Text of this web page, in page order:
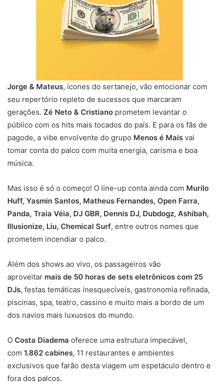
Jorge & Mateus, ícones do sertanejo, vão emocionar com
seu repertório repleto de sucessos que marcaram
gerações. Zé Neto & Cristiano prometem levantar o
público com os hits mais tocados do país. E para os fãs de
pagode, a vibe envolvente do grupo Menos é Mais vai
tomar conta do palco com muita energia, carisma e boa
música.
Mas isso é só o começo! O line-up conta ainda com Murilo
Huff, Yasmin Santos, Matheus Fernandes, Open Farra,
Panda, Traia Véia, DJ GBR, Dennis DJ, Dubdogz, Ashibah,
Illusionize, Liu, Chemical Surf, entre outros nomes que
prometem incendiar o palco.
Além dos shows ao vivo, os passageiros vão
aproveitar mais de 50 horas de sets eletrônicos com 25
DJs, festas temáticas inesquecíveis, gastronomia refinada,
piscinas, spa, teatro, cassino e muito mais a bordo de um
dos navios mais luxuosos do mundo.
O Costa Diadema oferece uma estrutura impecável,
com 1.862 cabines, 11 restaurantes e ambientes
exclusivos que farão desta viagem um espetáculo dentro e
fora dos palcos.